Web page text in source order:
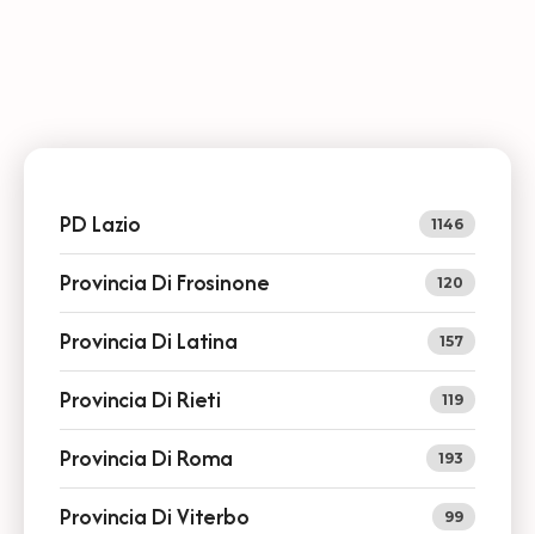
PD Lazio 1146
Provincia Di Frosinone 120
Provincia Di Latina 157
Provincia Di Rieti 119
Provincia Di Roma 193
Provincia Di Viterbo 99